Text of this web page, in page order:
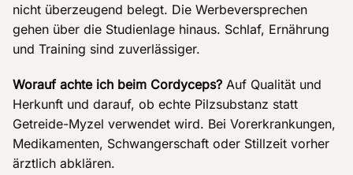
nicht überzeugend belegt. Die Werbeversprechen
gehen über die Studienlage hinaus. Schlaf, Ernährung
und Training sind zuverlässiger.
Worauf achte ich beim Cordyceps? Auf Qualität und
Herkunft und darauf, ob echte Pilzsubstanz statt
Getreide-Myzel verwendet wird. Bei Vorerkrankungen,
Medikamenten, Schwangerschaft oder Stillzeit vorher
ärztlich abklären.